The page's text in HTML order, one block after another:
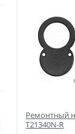
Ремонтный
T21340N-R